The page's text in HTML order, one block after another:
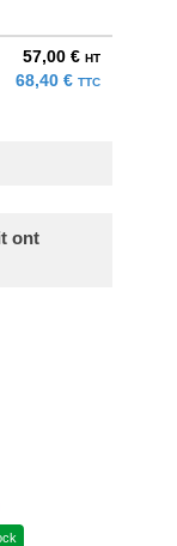
57,00 € HT
68,40 € TTC
ont